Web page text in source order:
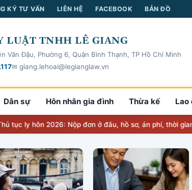
KÝ TƯ VẤN LIÊN HỆ FACEBOOK BẢN ĐỒ
LUẬT TNHH LÊ GIANG
Văn Đậu, Phường 6, Quận Bình Thạnh, TP Hồ Chí Minh
✉ giang.lehoai@legianglaw.vn
Dân sự Hôn nhân gia đình Thừa kế Lao
2026: Nộp đơn ở đâu, hồ sơ, án phí, thời gian Thừa